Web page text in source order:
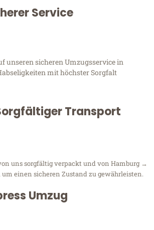
Service
unseren sicheren Umzugsservice in
mit höchster Sorgfalt
Transport
uns sorgfältig verpackt und von Hamburg →
einen sicheren Zustand zu gewährleisten.
Umzug